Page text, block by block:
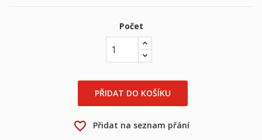
Počet
PŘIDAT DO KOŠÍKU
favorite_border Přidat na seznam přání
Můj seznam přání
Vytvořit seznam přání
Název seznamu přání
Přihlásit se
Musíte být přihlášen, abyste si mohli výrobky uložit do